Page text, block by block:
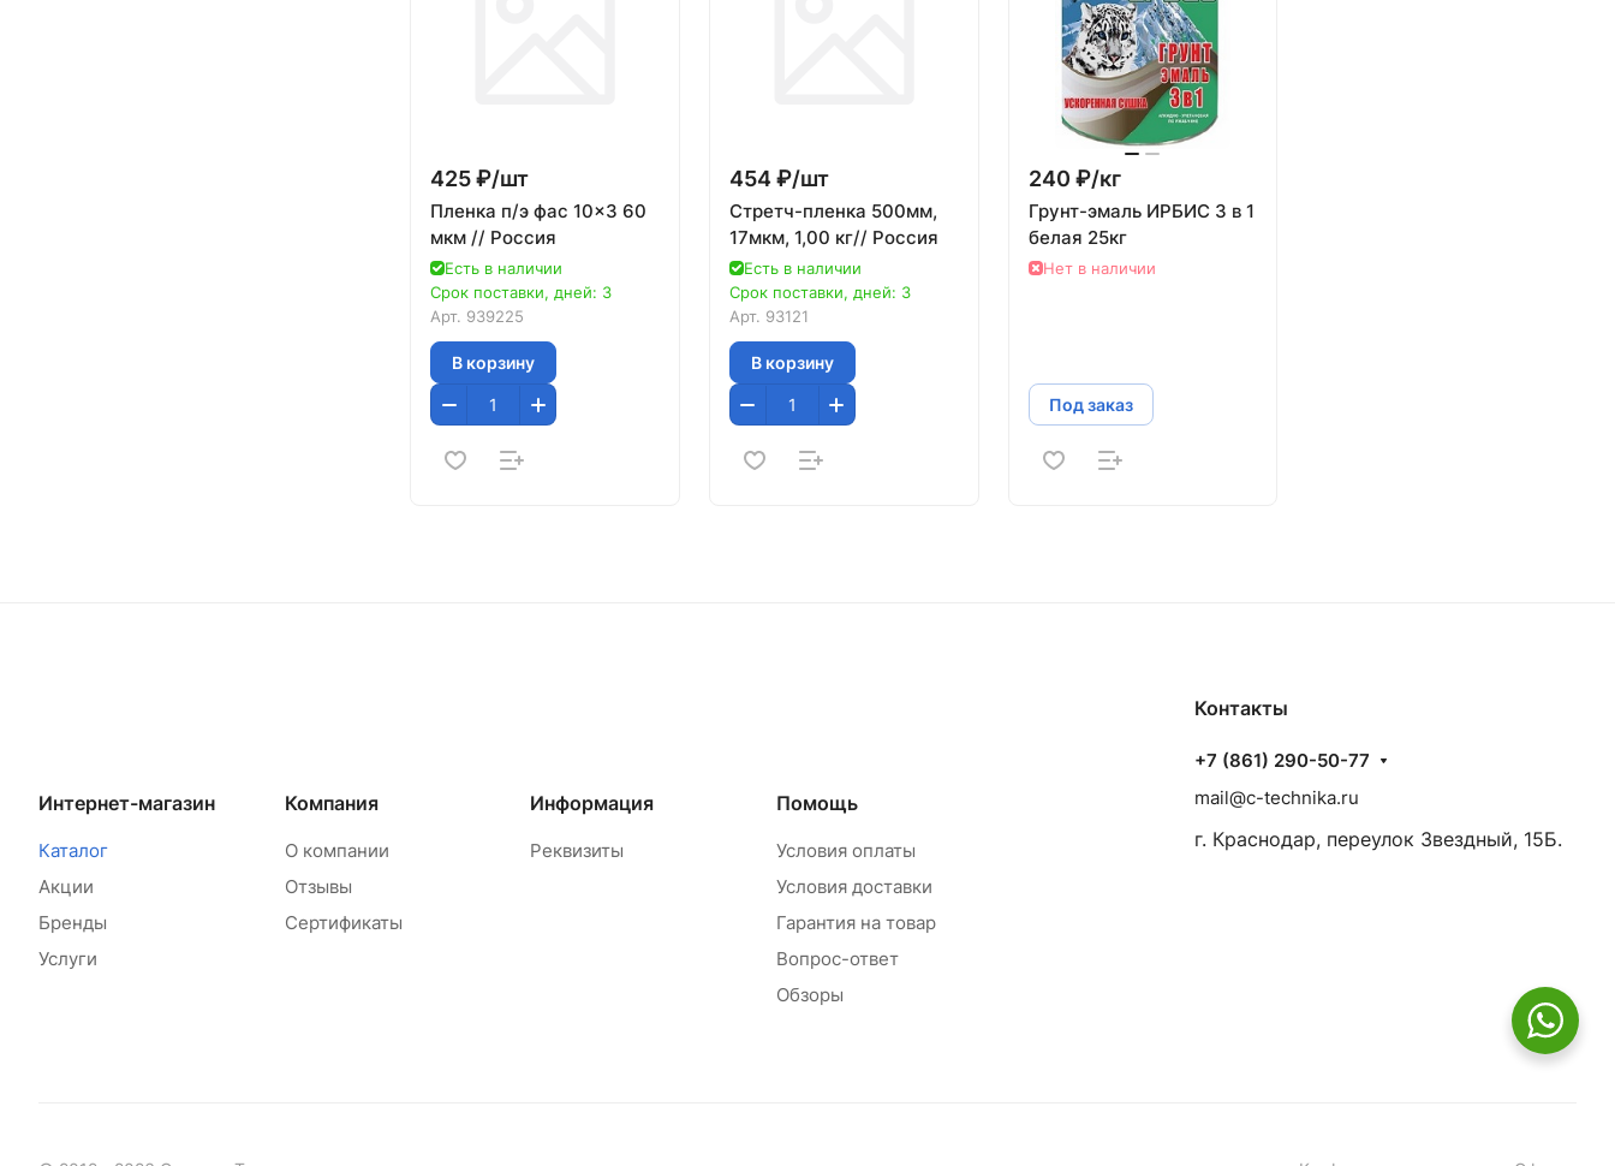
425 ₽/шт
Пленка п/э фас 10x3 60
мкм // Россия
Есть в наличии
Срок поставки, дней: 3
Арт. 939225
В корзину
454 ₽/шт
Стретч-пленка 500мм,
17мкм, 1,00 кг// Россия
Есть в наличии
Срок поставки, дней: 3
Арт. 93121
В корзину
240 ₽/кг
Грунт-эмаль ИРБИС 3 в 1
белая 25кг
Нет в наличии
Под заказ
Интернет-магазин
Каталог
Акции
Бренды
Услуги
Компания
О компании
Отзывы
Сертификаты
Информация
Реквизиты
Помощь
Условия оплаты
Условия доставки
Гарантия на товар
Вопрос-ответ
Обзоры
Контакты
+7 (861) 290-50-77
mail@c-technika.ru
г. Краснодар, переулок Звездный, 15Б.